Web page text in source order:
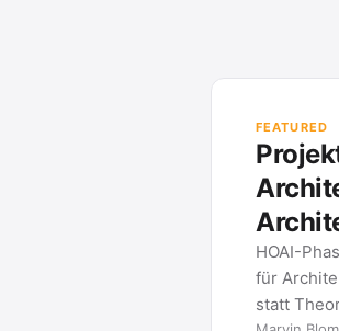
FEATURED
HOAI-
für
statt